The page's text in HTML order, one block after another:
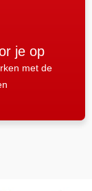
je op
met de